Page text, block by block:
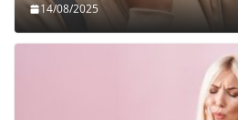
14/08/2025